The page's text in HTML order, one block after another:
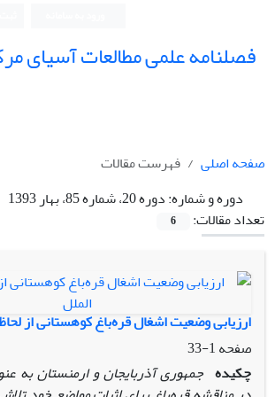
فصلنامه علمی مطالعات آسیای
صفحه اصلی
فهرست مقالات
دوره و شماره:دوره 20، شماره 85، بهار 1393
تعداد مقالات:
6
ارزیابی وضعیت اشغال قره‌باغ کوهستانی از
صفحه1-33
چکیده جمهوری آذربایجان و ارمنستان به